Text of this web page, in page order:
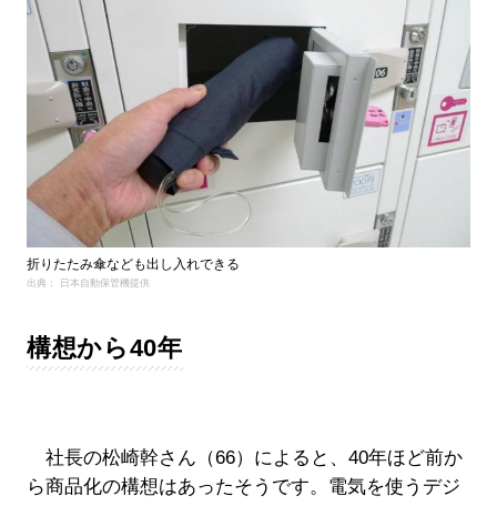
折りたたみ傘なども出し入れできる
出典： 日本自動保管機提供
構想から40年
社長の松崎幹さん（66）によると、40年ほど前か
ら商品化の構想はあったそうです。電気を使うデジ